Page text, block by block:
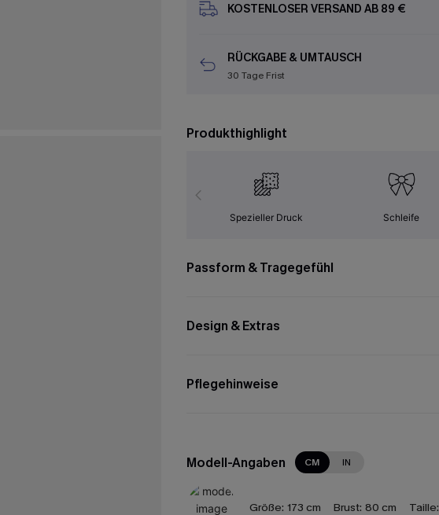
KOSTENLOSER VERSAND AB 89 €
RÜCKGABE & UMTAUSCH
30 Tage Frist
Produkthighlight
Spezieller Druck Schleife
Passform & Tragegefühl
Design & Extras
Pflegehinweise
Modell-Angaben CM IN
Größe: 173 cm Brust: 80 cm Taille: